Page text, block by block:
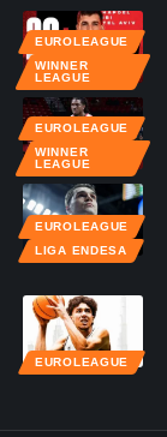
EUROLEAGUE
WINNER
LEAGUE
EUROLEAGUE
WINNER
LEAGUE
EUROLEAGUE
LIGA ENDESA
EUROLEAGUE